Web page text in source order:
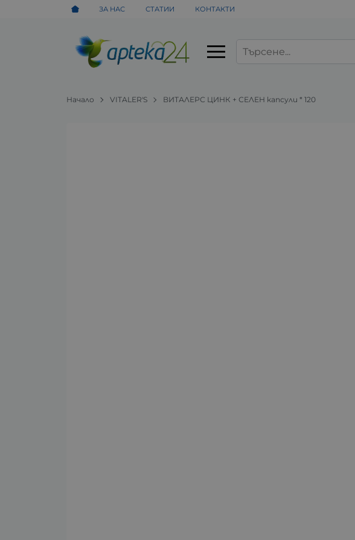
ЗА НАС СТАТИИ КОНТАКТИ
Начало VITALER'S ВИТАЛЕРС ЦИНК + СЕЛЕН капсули * 120